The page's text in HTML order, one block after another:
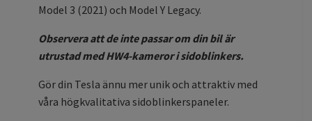
Model 3 (2021) och Model Y Legacy.
Observera att de inte passar om din bil är
utrustad med HW4-kameror i sidoblinkers.
Gör din Tesla ännu mer unik och attraktiv med
våra högkvalitativa sidoblinkerspaneler.